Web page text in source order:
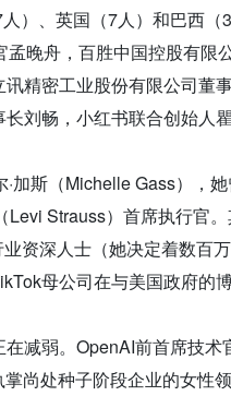
）、英国（7人）和巴西（3
晚舟，百胜中国控股有限
精密工业股份有限公司董
刘畅，小红书联合创始人
加斯（Michelle Gass），
Strauss）首席执行官
资深人士（她决定着数百
母公司在与美国政府的
在减弱。OpenAI前首席技术
掌尚处种子阶段企业的女